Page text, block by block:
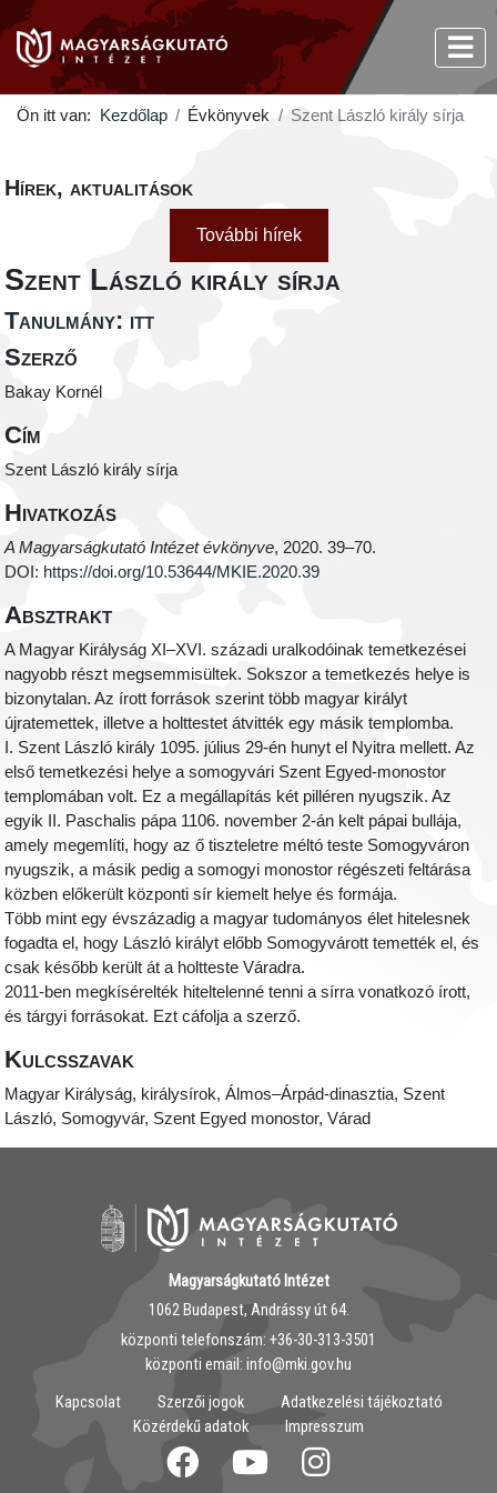
Ön itt van: Kezdőlap Évkönyvek Szent László király sírja
Hírek, aktualitások
További hírek
Szent László király sírja
Tanulmány: itt
Szerző
Bakay Kornél
Cím
Szent László király sírja
Hivatkozás
A Magyarságkutató Intézet évkönyve, 2020. 39–70.
DOI: https://doi.org/10.53644/MKIE.2020.39
Absztrakt
A Magyar Királyság XI–XVI. századi uralkodóinak temetkezései
nagyobb részt megsemmisültek. Sokszor a temetkezés helye is
bizonytalan. Az írott források szerint több magyar királyt
újratemettek, illetve a holttestet átvitték egy másik templomba.
I. Szent László király 1095. július 29-én hunyt el Nyitra mellett. Az
első temetkezési helye a somogyvári Szent Egyed-monostor
templomában volt. Ez a megállapítás két pilléren nyugszik. Az
egyik II. Paschalis pápa 1106. november 2-án kelt pápai bullája,
amely megemlíti, hogy az ő tiszteletre méltó teste Somogyváron
nyugszik, a másik pedig a somogyi monostor régészeti feltárása
közben előkerült központi sír kiemelt helye és formája.
Több mint egy évszázadig a magyar tudományos élet hitelesnek
fogadta el, hogy László királyt előbb Somogyvárott temették el, és
csak később került át a holtteste Váradra.
2011-ben megkísérelték hiteltelenné tenni a sírra vonatkozó írott,
és tárgyi forrásokat. Ezt cáfolja a szerző.
Kulcsszavak
Magyar Királyság, királysírok, Álmos–Árpád-dinasztia, Szent
László, Somogyvár, Szent Egyed monostor, Várad
Magyarságkutató Intézet
1062 Budapest, Andrássy út 64.
központi telefonszám: ‭+36-30-313-3501
központi email: info@mki.gov.hu
Kapcsolat
Szerzői jogok
Adatkezelési tájékoztató
Közérdekű adatok
Impresszum